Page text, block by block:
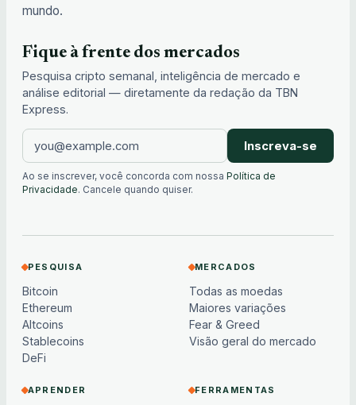
mundo.
Fique à frente dos mercados
Pesquisa cripto semanal, inteligência de mercado e
análise editorial — diretamente da redação da TBN
Express.
Inscreva-se
Ao se inscrever, você concorda com nossa Política de
Privacidade. Cancele quando quiser.
PESQUISA
Bitcoin
Ethereum
Altcoins
Stablecoins
DeFi
MERCADOS
Todas as moedas
Maiores variações
Fear & Greed
Visão geral do mercado
APRENDER FERRAMENTAS